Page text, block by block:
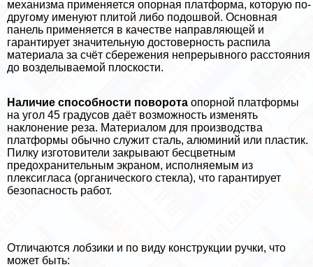
механизма применяется опopная платформа, которую по-
другому именуют плитой либо подошвой. Основная
панель применяется в качестве направляющей и
гарантирует значительную достоверность распила
материала за счёт сбережения непрерывного расстояния
до возделываемой плоскости.
Наличие способности поворота опopной платформы
на угол 45 градусов даёт возможность изменять
наклонение реза. Материалом для производства
платформы обычно служит сталь, алюминий или пластик.
Пилку изготовители закрывают бесцветным
пpeдoxpaнительным экраном, исполняемым из
плексигласа (органического стекла), что гарантирует
безопасность работ.
Отличаются лобзики и по виду конструкции ручки, что
может быть: